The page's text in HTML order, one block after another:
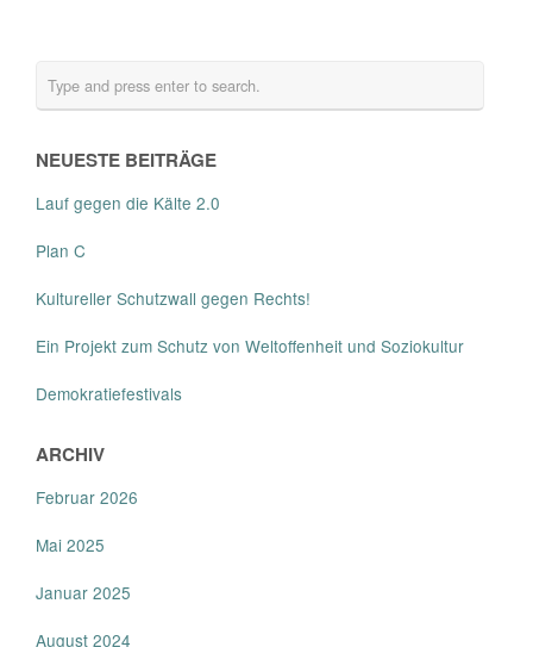
NEUESTE BEITRÄGE
Lauf gegen die Kälte 2.0
Plan C
Kultureller Schutzwall gegen Rechts!
Ein Projekt zum Schutz von Weltoffenheit und Soziokultur
Demokratiefestivals
ARCHIV
Februar 2026
Mai 2025
Januar 2025
August 2024